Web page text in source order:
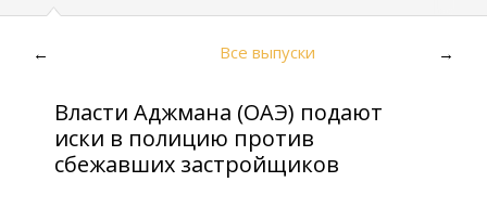
← Все выпуски →
Власти Аджмана (ОАЭ) подают
иски в полицию против
сбежавших застройщиков